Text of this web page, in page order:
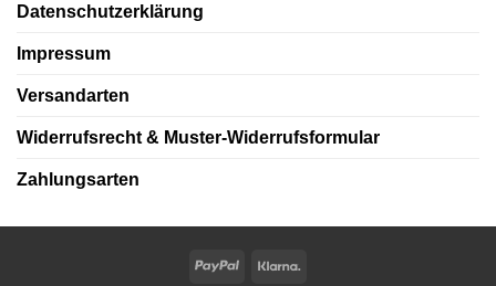
Datenschutzerklärung
Impressum
Versandarten
Widerrufsrecht & Muster-Widerrufsformular
Zahlungsarten
PayPal